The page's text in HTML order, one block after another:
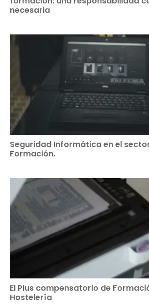
necesaria
Seguridad Informática en el
Formación.
El Plus compensatorio de
Hostelería